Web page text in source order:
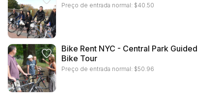
Preço de entrada normal: $40.50
Bike Rent NYC - Central Park Guided
Bike Tour
Preço de entrada normal: $50.96